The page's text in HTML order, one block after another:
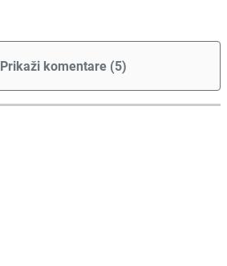
Prikaži komentare (5)